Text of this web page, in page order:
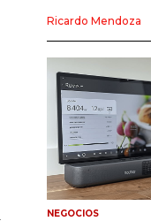
NEGOCIACIÓN Y
CONFLICTOS
DERECHO
REGULACIONES
ÉXITO
ESTUDIO
GOBIERNO
Ricardo Mendoza
NEGOCIOS